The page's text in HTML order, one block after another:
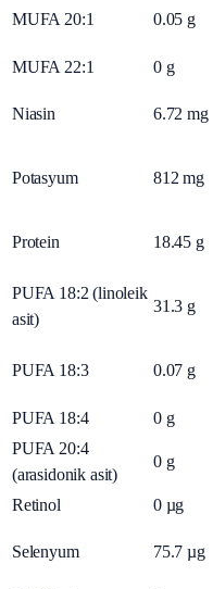
MUFA 20:1 0.05 g
MUFA 22:1 0 g
Niasin 6.72 mg
Potasyum 812 mg
Protein 18.45 g
PUFA 18:2 (linoleik
asit)
31.3 g
PUFA 18:3 0.07 g
PUFA 18:4 0 g
PUFA 20:4
(arasidonik asit)
0 g
Retinol 0 µg
Selenyum 75.7 µg